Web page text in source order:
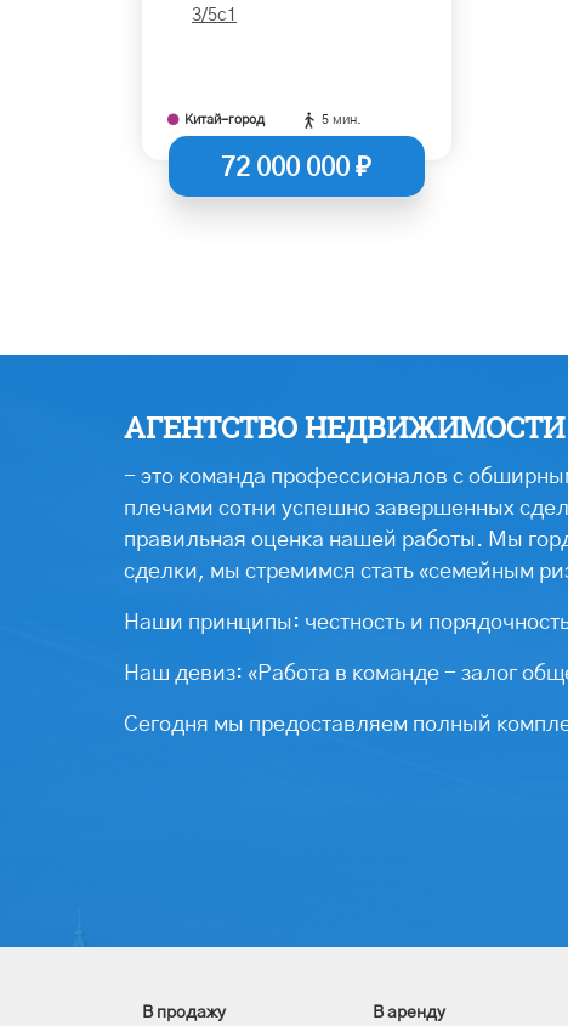
3/5с1
Китай-город 5 мин.
72 000 000 ₽
АГЕНТСТВО НЕДВИЖИМОСТИ
- это команда профессионалов с
плечами сотни успешно завершенных
правильная оценка нашей работы. Мы
сделки, мы стремимся стать «семейным
Наши принципы: честность и
Наш девиз: «Работа в команде - залог
Сегодня мы предоставляем полный
В продажу В аренду